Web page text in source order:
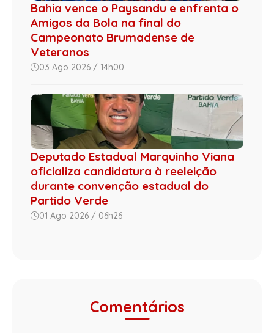
Bahia vence o Paysandu e enfrenta o
Amigos da Bola na final do
Campeonato Brumadense de
Veteranos
03 Ago 2026 / 14h00
Deputado Estadual Marquinho Viana
oficializa candidatura à reeleição
durante convenção estadual do
Partido Verde
01 Ago 2026 / 06h26
Comentários